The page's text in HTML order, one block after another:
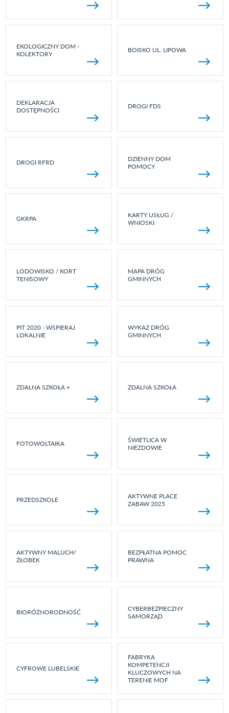
EKOLOGICZNY DOM -
KOLEKTORY
BOISKO UL. LIPOWA
DEKLARACJA
DOSTĘPNOŚCI
DROGI FDS
DROGI RFRD
DZIENNY DOM
POMOCY
GKRPA
KARTY USŁUG /
WNIOSKI
LODOWISKO / KORT
TENISOWY
MAPA DRÓG
GMINNYCH
PIT 2020 - WSPIERAJ
LOKALNIE
WYKAZ DRÓG
GMINNYCH
ZDALNA SZKOŁA + ZDALNA SZKOŁA
FOTOWOLTAIKA
ŚWIETLICA W
NIEZDOWIE
PRZEDSZKOLE
AKTYWNE PLACE
ZABAW 2025
AKTYWNY MALUCH/
ŻŁOBEK
BEZPŁATNA POMOC
PRAWNA
BIORÓŻNORODNOŚĆ
CYBERBEZPIECZNY
SAMORZĄD
CYFROWE LUBELSKIE
FABRYKA
KOMPETENCJI
KLUCZOWYCH NA
TERENIE MOF